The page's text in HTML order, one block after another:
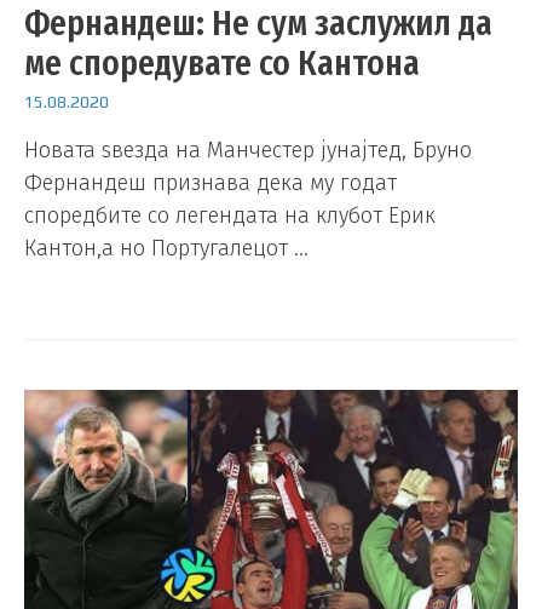
Фернандеш: Не сум заслужил да
ме споредувате со Кантона
15.08.2020
Новата ѕвезда на Манчестер јунајтед, Бруно
Фернандеш признава дека му годат
споредбите со легендата на клубот Ерик
Кантон,а но Португалецот …